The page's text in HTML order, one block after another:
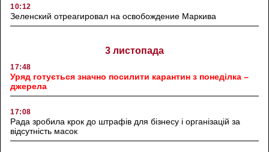
10:12
Зеленский отреагировал на освобождение Маркива
3 листопада
17:48
Уряд готується значно посилити карантин з понеділка –
джерела
17:08
Рада зробила крок до штрафів для бізнесу і організацій за
відсутність масок